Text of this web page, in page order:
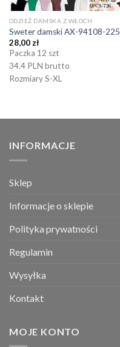
ODZIEŻ DAMSKA Z WŁOCH
Sweter damski AX-94108-225
28,00 zł
Paczka 12 szt
34.4 PLN brutto
Rozmiary S-XL
INFORMACJE
Sklep
Informacje o sklepie
Polityka prywatności
Regulamin
Wysyłka
Kontakt
MOJE KONTO